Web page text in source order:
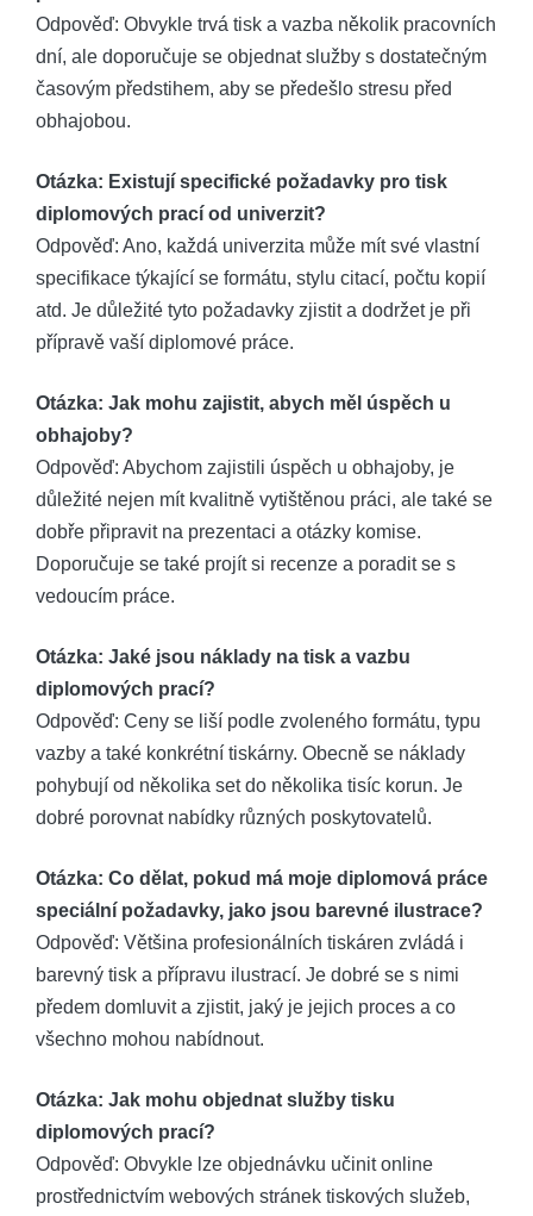
Odpověď: Obvykle trvá tisk a vazba několik pracovních
dní, ale doporučuje se objednat služby s dostatečným
časovým předstihem, aby se předešlo stresu před
obhajobou.
Otázka: Existují specifické požadavky pro tisk
diplomových prací od univerzit?
Odpověď: Ano, každá univerzita může mít své vlastní
specifikace týkající se formátu, stylu citací, počtu kopií
atd. Je důležité tyto požadavky zjistit a dodržet je při
přípravě vaší diplomové práce.
Otázka: Jak mohu zajistit, abych měl úspěch u
obhajoby?
Odpověď: Abychom zajistili úspěch u obhajoby, je
důležité nejen mít kvalitně vytištěnou práci, ale také se
dobře připravit na prezentaci a otázky komise.
Doporučuje se také projít si recenze a poradit se s
vedoucím práce.
Otázka: Jaké jsou náklady na tisk a vazbu
diplomových prací?
Odpověď: Ceny se liší podle zvoleného formátu, typu
vazby a také konkrétní tiskárny. Obecně se náklady
pohybují od několika set do několika tisíc korun. Je
dobré porovnat nabídky různých poskytovatelů.
Otázka: Co dělat, pokud má moje diplomová práce
speciální požadavky, jako jsou barevné ilustrace?
Odpověď: Většina profesionálních tiskáren zvládá i
barevný tisk a přípravu ilustrací. Je dobré se s nimi
předem domluvit a zjistit, jaký je jejich proces a co
všechno mohou nabídnout.
Otázka: Jak mohu objednat služby tisku
diplomových prací?
Odpověď: Obvykle lze objednávku učinit online
prostřednictvím webových stránek tiskových služeb,